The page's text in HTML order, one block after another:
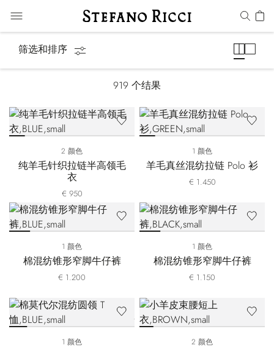
筛选和排序
919 个结果
2 颜色
纯羊毛针织拉链半高领毛
衣
€ 950
1 颜色
羊毛真丝混纺拉链 Polo 衫
€ 1.450
1 颜色
棉混纺锥形窄脚牛仔裤
€ 1.200
1 颜色
棉混纺锥形窄脚牛仔裤
€ 1.150
1 颜色 2 颜色